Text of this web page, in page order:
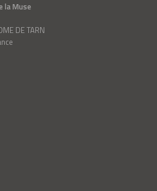
la Muse
DE TARN